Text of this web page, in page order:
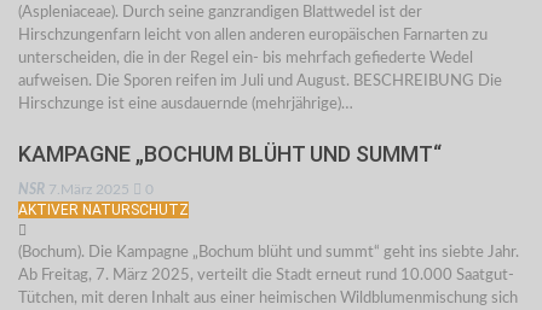
(Aspleniaceae). Durch seine ganzrandigen Blattwedel ist der
Hirschzungenfarn leicht von allen anderen europäischen Farnarten zu
unterscheiden, die in der Regel ein- bis mehrfach gefiederte Wedel
aufweisen. Die Sporen reifen im Juli und August. BESCHREIBUNG Die
Hirschzunge ist eine ausdauernde (mehrjährige)…
KAMPAGNE „BOCHUM BLÜHT UND SUMMT“
NSR 7.März 2025 0
AKTIVER NATURSCHUTZ
(Bochum). Die Kampagne „Bochum blüht und summt“ geht ins siebte Jahr.
Ab Freitag, 7. März 2025, verteilt die Stadt erneut rund 10.000 Saatgut-
Tütchen, mit deren Inhalt aus einer heimischen Wildblumenmischung sich